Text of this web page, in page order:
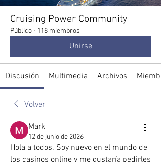
Cruising Power Community
Público · 118 miembros
Unirse
Discusión Multimedia Archivos
Volver
Mark
12 de junio de 2026
Hola a todos. Soy nuevo en el mundo de
los casinos online y me gustaría pedirles